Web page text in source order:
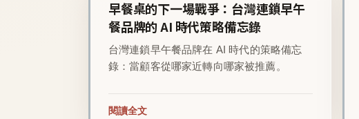
早餐桌的下一場戰爭：台灣連鎖早午
餐品牌的 AI 時代策略備忘錄
台灣連鎖早午餐品牌在 AI 時代的策略備忘
錄：當顧客從哪家近轉向哪家被推薦。
閱讀全文